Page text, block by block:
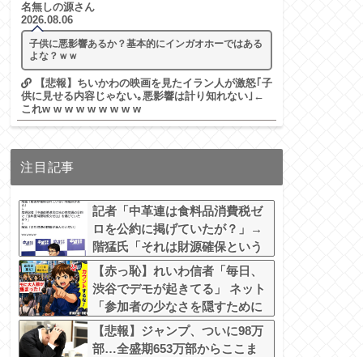
名無しの源さん
2026.08.06
子供に悪影響あるか？基本的にインガオホーではある
よな？ｗｗ
【悲報】ちいかわの映画を見たイラン人が激怒｢子
供に見せる内容じゃない｡悪影響は計り知れない｣←
これw w w w w w w w w
注目記事
記者「中革連は食料品消費税ゼ
ロを公約に掲げていたが？」→
階猛氏「それは財源確保という
条件付き」
【赤っ恥】れいわ信者「毎日、
渋谷でデモが起きてる」 ネット
「参加者の少なさを隠すために
通行人に混じってるのリプ欄で
バラされてて草」
【悲報】ジャンプ、ついに98万
部…全盛期653万部からここま